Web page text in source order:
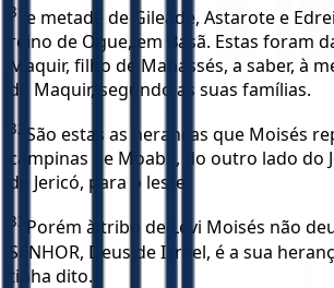
31
e metade de Gileade, Astarote e
reino de Ogue, em Basã. Estas foram
Maquir, filho de Manassés, a saber, à
de Maquir, segundo as suas famílias.
32 São estas as heranças que Moisés
campinas de Moabe, do outro lado do
de Jericó, para o leste.
33 Porém à tribo de Levi Moisés não
SENHOR, Deus de Israel, é a sua
tinha dito.